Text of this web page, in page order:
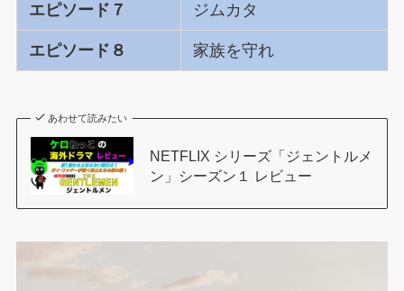
エピソード７ ジムカタ
エピソード８ 家族を守れ
あわせて読みたい
NETFLIX シリーズ「ジェントルメ
ン」シーズン１ レビュー